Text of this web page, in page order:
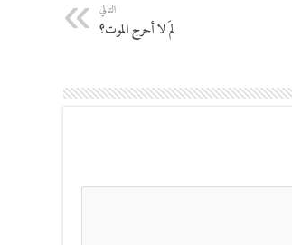
التالي
لمَ لا أحرج الموت؟